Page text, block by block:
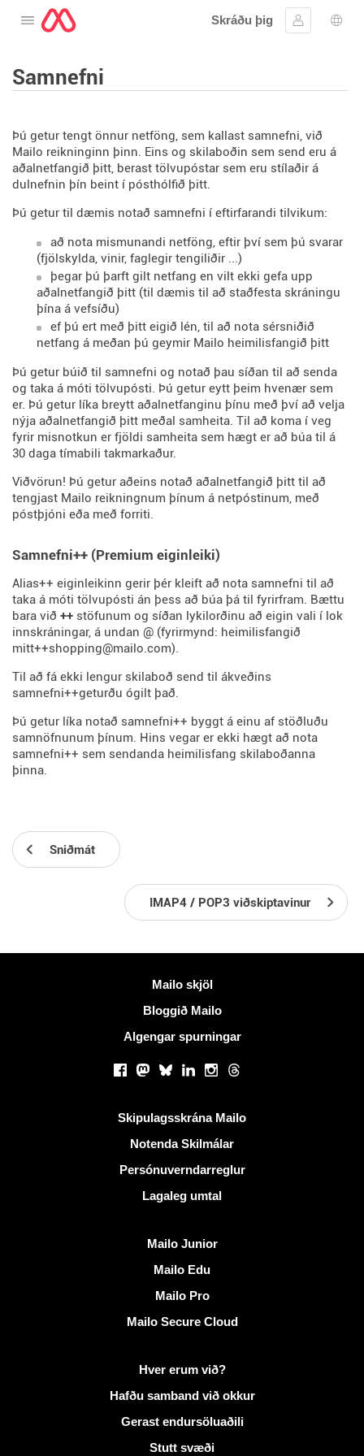
Opna valmyndina
Skráðu þig
Skráðu þig
Samnefni
Þú getur tengt önnur netföng, sem kallast samnefni, við
Mailo reikninginn þinn. Eins og skilaboðin sem send eru á
aðalnetfangið þitt, berast tölvupóstar sem eru stílaðir á
dulnefnin þín beint í pósthólfið þitt.
Þú getur til dæmis notað samnefni í eftirfarandi tilvikum:
að nota mismunandi netföng, eftir því sem þú svarar
(fjölskylda, vinir, faglegir tengiliðir ...)
þegar þú þarft gilt netfang en vilt ekki gefa upp
aðalnetfangið þitt (til dæmis til að staðfesta skráningu
þína á vefsíðu)
ef þú ert með þitt eigið lén, til að nota sérsniðið
netfang á meðan þú geymir Mailo heimilisfangið þitt
Þú getur búið til samnefni og notað þau síðan til að senda
og taka á móti tölvupósti. Þú getur eytt þeim hvenær sem
er. Þú getur líka breytt aðalnetfanginu þínu með því að velja
nýja aðalnetfangið þitt meðal samheita. Til að koma í veg
fyrir misnotkun er fjöldi samheita sem hægt er að búa til á
30 daga tímabili takmarkaður.
Viðvörun! Þú getur aðeins notað aðalnetfangið þitt til að
tengjast Mailo reikningnum þínum á netpóstinum, með
póstþjóni eða með forriti.
Samnefni++ (Premium eiginleiki)
Alias++ eiginleikinn gerir þér kleift að nota samnefni til að
taka á móti tölvupósti án þess að búa þá til fyrirfram. Bættu
bara við ++ stöfunum og síðan lykilorðinu að eigin vali í lok
innskráningar, á undan @ (fyrirmynd: heimilisfangið
mitt++shopping@mailo.com).
Til að fá ekki lengur skilaboð send til ákveðins
samnefni++geturðu ógilt það.
Þú getur líka notað samnefni++ byggt á einu af stöðluðu
samnöfnunum þínum. Hins vegar er ekki hægt að nota
samnefni++ sem sendanda heimilisfang skilaboðanna
þinna.
Sniðmát
IMAP4 / POP3 viðskiptavinur
Mailo skjöl
Bloggið Mailo
Algengar spurningar
Facebook
Mastodon
BlueskyLinkedInInstagram
Threads
Skipulagsskrána Mailo
Notenda Skilmálar
Persónuverndarreglur
Lagaleg umtal
Mailo Junior
Mailo Edu
Mailo Pro
Mailo Secure Cloud
Frekari upplýsingar á MailoHver erum við?
Hafðu samband við okkur
Gerast endursöluaðili
Stutt svæði